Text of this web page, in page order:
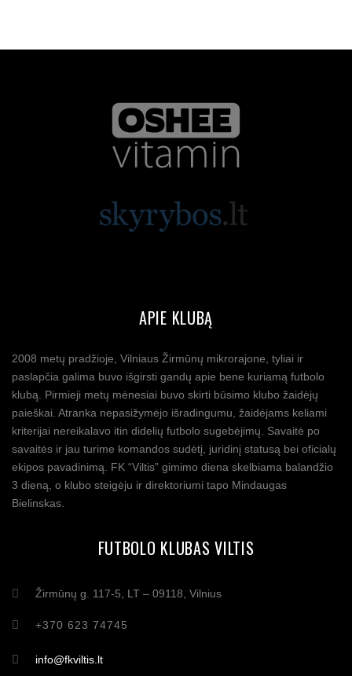
APIE KLUBĄ
2008 metų pradžioje, Vilniaus Žirmūnų mikrorajone, tyliai ir
paslapčia galima buvo išgirsti gandų apie bene kuriamą futbolo
klubą. Pirmieji metų mėnesiai buvo skirti būsimo klubo žaidėjų
paieškai. Atranka nepasižymėjo išradingumu, žaidėjams keliami
kriterijai nereikalavo itin didelių futbolo sugebėjimų. Savaitė po
savaitės ir jau turime komandos sudėtį, juridinį statusą bei oficialų
ekipos pavadinimą. FK “Viltis” gimimo diena skelbiama balandžio
3 dieną, o klubo steigėju ir direktoriumi tapo Mindaugas
Bielinskas.
FUTBOLO KLUBAS VILTIS
Žirmūnų g. 117-5, LT – 09118, Vilnius
+370 623 74745
info@fkviltis.lt